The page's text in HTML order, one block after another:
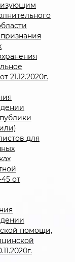
для
от
помощи,